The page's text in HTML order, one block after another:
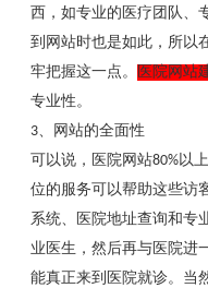
西，如专业的医疗团队、
到网站时也是如此，所以
牢把握这一点。
医院网站
专业性。
3、网站的全面性
可以说，医院网站80%以
位的服务可以帮助这些访
系统、医院地址查询和专
业医生，然后再与医院进
能真正来到医院就诊。当